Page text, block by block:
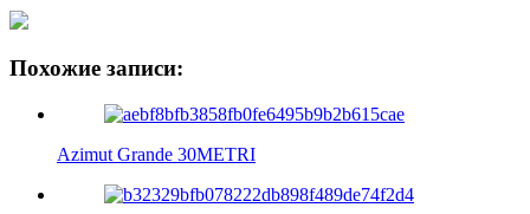
Похожие записи:
Azimut Grande 30METRI